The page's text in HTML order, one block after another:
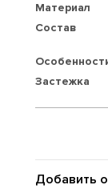
Материал
Состав
Застежка
Добавить